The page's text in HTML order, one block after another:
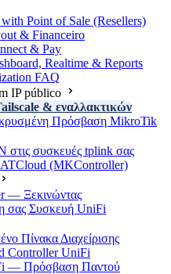
Point of Sale (Resellers)
& Financeiro
& Pay
Realtime & Reports
FAQ
IP público
& εναλλακτικών
Πρόσβαση MikroTik
συσκευές tplink σας
(MKController)
— Ξεκινώντας
σας Συσκευή UniFi
Πίνακα Διαχείρισης
Controller UniFi
— Πρόσβαση Παντού